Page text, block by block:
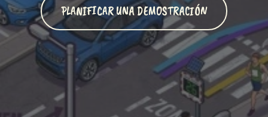
PLANIFICAR UNA DEMOSTRACIÓN